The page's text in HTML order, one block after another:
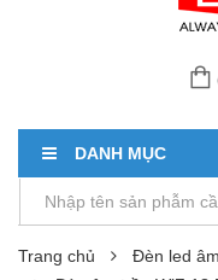
DANH MỤC
Trang chủ Đèn led